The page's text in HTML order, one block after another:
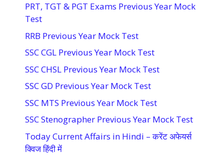
PRT, TGT & PGT Exams Previous Year Mock
Test
RRB Previous Year Mock Test
SSC CGL Previous Year Mock Test
SSC CHSL Previous Year Mock Test
SSC GD Previous Year Mock Test
SSC MTS Previous Year Mock Test
SSC Stenographer Previous Year Mock Test
Today Current Affairs in Hindi – करेंट अफेयर्स
क्विज हिंदी में